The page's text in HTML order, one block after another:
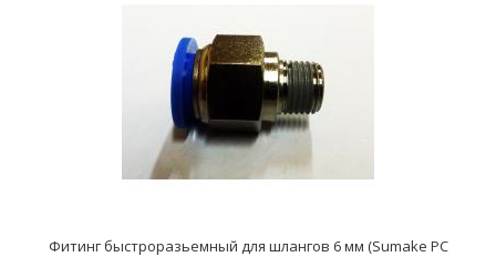
Фитинг быстроразьемный для шлангов 6 мм (Sumake PC